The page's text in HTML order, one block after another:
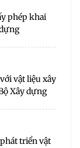
phép khai
vật liệu xây
Xây dựng
triển vật